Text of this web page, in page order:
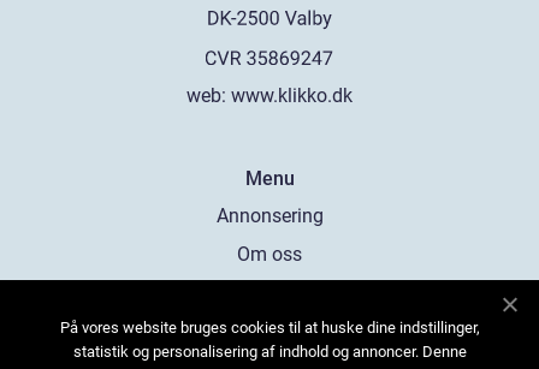
web: www.klikko.dk
Menu
Annonsering
Om oss
Kontakta oss
På vores website bruges cookies til at huske dine indstillinger,
statistik og personalisering af indhold og annoncer. Denne